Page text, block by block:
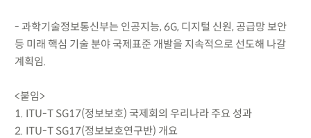
- 과학기술정보통신부는 인공지능, 6G, 디지털 신원, 공급망 보안
등 미래 핵심 기술 분야 국제표준 개발을 지속적으로 선도해 나갈
계획임.
<붙임>
1. ITU-T SG17(정보보호) 국제회의 우리나라 주요 성과
2. ITU-T SG17(정보보호연구반) 개요